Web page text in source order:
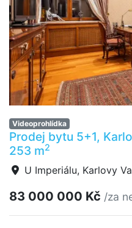
Videoprohlídka
Prodej bytu 5+1,
253 m2
U Imperiálu, Karlovy
83 000 000 Kč /za